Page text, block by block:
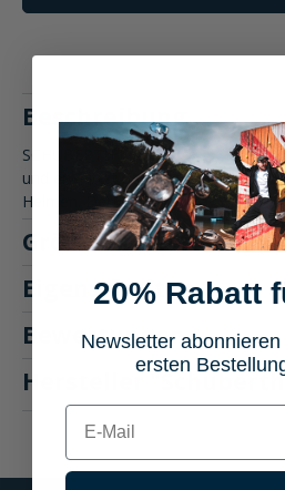
Beschreibung
SCHUBERTH J2 Der J2 ist
und erweitert das Angebot an ECE
Helmen. Der J2 bi…Mehr
Größentabelle
Eigenschaften
Bewertungen
Hersteller
20% Rabatt
Newsletter
ersten
E-mail